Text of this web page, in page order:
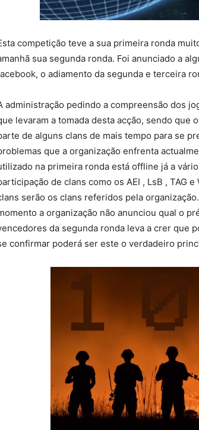
competição teve a sua primeira ronda
sua segunda ronda. Foi anunciado a
o adiamento da segunda e terceira
administração pedindo a compreensão dos
levaram a tomada desta acção, sendo
de alguns clans de mais tempo para se
que a organização enfrenta
na primeira ronda está offline já a
de clans como os AEI , LsB , TAG
serão os clans referidos pela
a organização não anunciou qual o
da segunda ronda leva a crer que
confirmar poderá ser este o verdadeiro